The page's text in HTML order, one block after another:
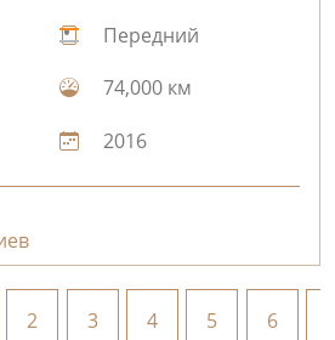
Передний
74,000 км
2016
2 3 4 5 6